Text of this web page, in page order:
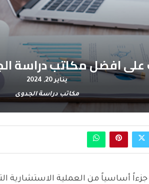
افضل مكاتب دراسة
يناير 20, 2024
مكاتب دراسة الجدوى
أساسياً من العملية الاستشارية